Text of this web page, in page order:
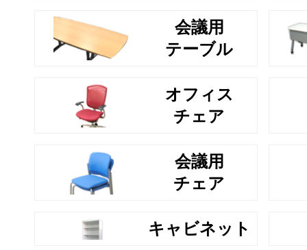
会議用
テーブル
オフィス
チェア
会議用
チェア
キャビネット